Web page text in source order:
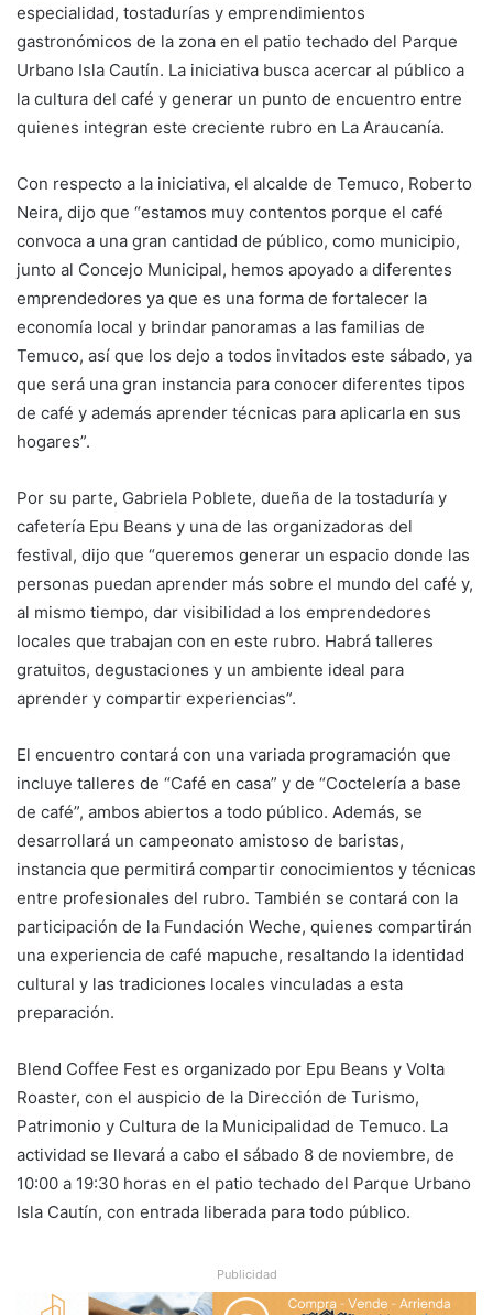
especialidad, tostadurías y emprendimientos
gastronómicos de la zona en el patio techado del Parque
Urbano Isla Cautín. La iniciativa busca acercar al público a
la cultura del café y generar un punto de encuentro entre
quienes integran este creciente rubro en La Araucanía.
Con respecto a la iniciativa, el alcalde de Temuco, Roberto
Neira, dijo que “estamos muy contentos porque el café
convoca a una gran cantidad de público, como municipio,
junto al Concejo Municipal, hemos apoyado a diferentes
emprendedores ya que es una forma de fortalecer la
economía local y brindar panoramas a las familias de
Temuco, así que los dejo a todos invitados este sábado, ya
que será una gran instancia para conocer diferentes tipos
de café y además aprender técnicas para aplicarla en sus
hogares”.
Por su parte, Gabriela Poblete, dueña de la tostaduría y
cafetería Epu Beans y una de las organizadoras del
festival, dijo que “queremos generar un espacio donde las
personas puedan aprender más sobre el mundo del café y,
al mismo tiempo, dar visibilidad a los emprendedores
locales que trabajan con en este rubro. Habrá talleres
gratuitos, degustaciones y un ambiente ideal para
aprender y compartir experiencias”.
El encuentro contará con una variada programación que
incluye talleres de “Café en casa” y de “Coctelería a base
de café”, ambos abiertos a todo público. Además, se
desarrollará un campeonato amistoso de baristas,
instancia que permitirá compartir conocimientos y técnicas
entre profesionales del rubro. También se contará con la
participación de la Fundación Weche, quienes compartirán
una experiencia de café mapuche, resaltando la identidad
cultural y las tradiciones locales vinculadas a esta
preparación.
Blend Coffee Fest es organizado por Epu Beans y Volta
Roaster, con el auspicio de la Dirección de Turismo,
Patrimonio y Cultura de la Municipalidad de Temuco. La
actividad se llevará a cabo el sábado 8 de noviembre, de
10:00 a 19:30 horas en el patio techado del Parque Urbano
Isla Cautín, con entrada liberada para todo público.
Publicidad